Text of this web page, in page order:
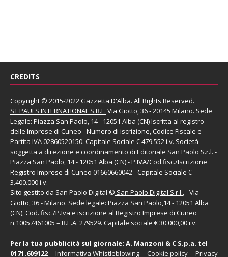
CREDITS
Copyright © 2015-2022 Gazzetta D'Alba. All Rights Reserved.
ST PAULS INTERNATIONAL S.R.L. Via Giotto, 36 - 20145 Milano. Sede
Legale: Piazza San Paolo, 14 - 12051 Alba (CN) Iscritta al registro
delle Imprese di Cuneo - Numero di iscrizione, Codice Fiscale e
Partita IVA 02860520150. Capitale Sociale € 479.552 i.v. Società
soggetta a direzione e coordinamento di Editoriale San Paolo S.r.l. -
Piazza San Paolo, 14 - 12051 Alba (CN) - P.IVA/Cod.fisc./Iscrizione
Registro Imprese di Cuneo 01660660042 - Capitale Sociale €
3.400.000 i.v.
Sito gestito da San Paolo Digital © San Paolo Digital S.r.l., - Via
Giotto, 36 - Milano. Sede legale: Piazza San Paolo,14 - 12051 Alba
(CN), Cod. fisc./P.Iva e iscrizione al Registro Imprese di Cuneo
n.10057461005 – R.E.A. 279529. Capitale sociale € 30.000,00 i.v.
Per la tua pubblicità sul giornale: A. Manzoni & C S.p.a. tel
0171.609122
Privacy
Cookie policy
Informativa Whistleblowing